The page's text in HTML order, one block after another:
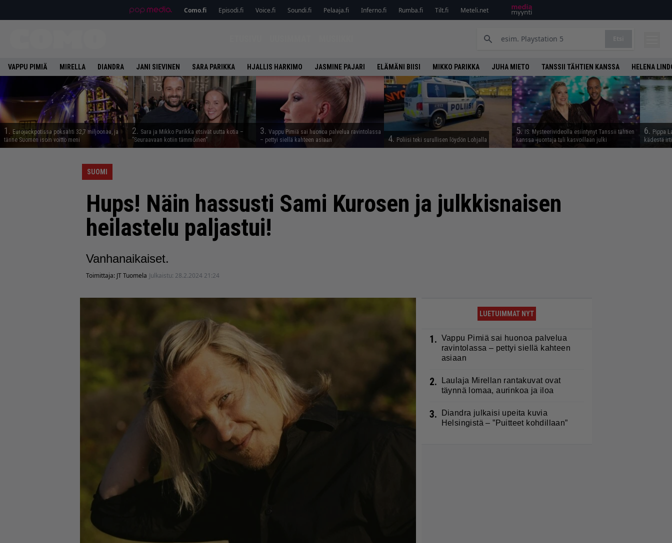
Como.fi Episodi.fi Voice.fi Soundi.fi Pelaaja.fi Inferno.fi Rumba.fi Tilt.fi Meteli.net
VAPPU PIMIÄ MIRELLA DIANDRA JANI SIEVINEN SARA PARIKKA HJALLIS HARKIMO JASMINE PAJARI ELÄMÄNI BIISI MIKKO PARIKKA JUHA MIETO TANSSII TÄHTIEN KANSSA HELENA
1. Eurojackpotissa poksahti 32,7 miljoonaa, ja
tänne Suomen isoin voitto meni
2. Sara ja Mikko Parikka etsivät uutta kotia –
”Seuraavaan kotiin tämmöinen”
3. Vappu Pimiä sai huonoa palvelua ravintolassa
– pettyi siellä kahteen asiaan
4. Poliisi teki surullisen löydön Lohjalla
5.
IS: Mysteerivideolla esiintynyt Tanssii tähtien
kanssa -juontaja tuli kasvoillaan julki
6. Pippa
kädestä
SUOMI
Hups! Näin hassusti Sami Kurosen ja julkkisnaisen
heilastelu paljastui!
Vanhanaikaiset.
Toimittaja: JT Tuomela Julkaistu: 28.2.2024 21:24
LUETUIMMAT NYT
1. Vappu Pimiä sai huonoa palvelua
ravintolassa – pettyi siellä kahteen
asiaan
2.
Laulaja Mirellan rantakuvat ovat
täynnä lomaa, aurinkoa ja iloa
3.
Diandra julkaisi upeita kuvia
Helsingistä – ”Puitteet kohdillaan”